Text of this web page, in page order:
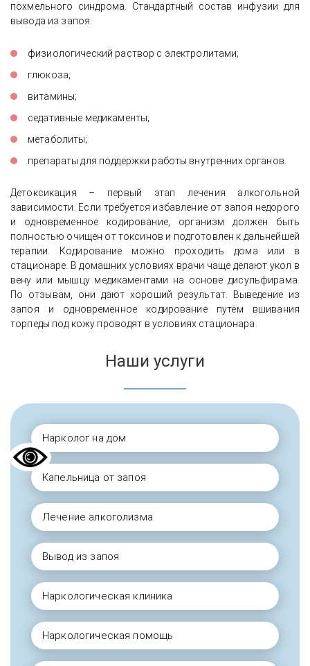
похмельного синдрома. Стандартный состав инфузии для
вывода из запоя:
физиологический раствор с электролитами;
глюкоза;
витамины;
седативные медикаменты;
метаболиты;
препараты для поддержки работы внутренних органов.
Детоксикация – первый этап лечения алкогольной
зависимости. Если требуется избавление от запоя недорого
и одновременное кодирование, организм должен быть
полностью очищен от токсинов и подготовлен к дальнейшей
терапии. Кодирование можно проходить дома или в
стационаре. В домашних условиях врачи чаще делают укол в
вену или мышцу медикаментами на основе дисульфирама.
По отзывам, они дают хороший результат. Выведение из
запоя и одновременное кодирование путём вшивания
торпеды под кожу проводят в условиях стационара.
Наши услуги
Нарколог на дом
Капельница от запоя
Лечение алкоголизма
Вывод из запоя
Наркологическая клиника
Наркологическая помощь